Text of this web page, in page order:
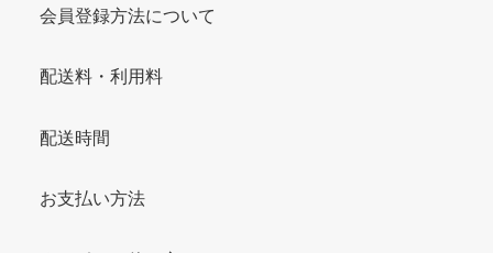
会員登録方法について
配送料・利用料
配送時間
お支払い方法